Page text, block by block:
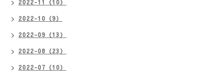
2022-11（10）
2022-10（9）
2022-09（13）
2022-08（23）
2022-07（10）